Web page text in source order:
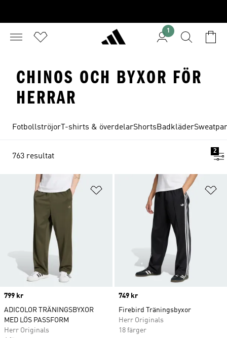
1
CHINOS OCH BYXOR FÖR
HERRAR
Fotbollströjor T-shirts & överdelarShortsBadkläder
763 resultat
2
Lägg till på önskelistan
Price
799 kr
ADICOLOR TRÄNINGSBYXOR
MED LÖS PASSFORM
Herr Originals
Price
749 kr
Firebird Träningsbyxor
Herr Originals
18 färger